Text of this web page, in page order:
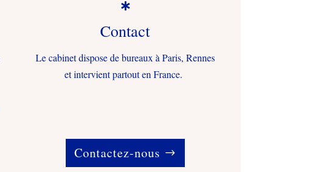

Contact
Le cabinet dispose de bureaux à Paris, Rennes
et intervient partout en France.
Contactez-nous